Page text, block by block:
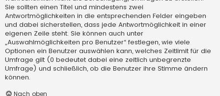
Sie sollten einen Titel und mindestens zwei
Antwortmöglichkeiten in die entsprechenden Felder eingeben
und dabei sicherstellen, dass jede Antwortmöglichkeit in einer
eigenen Zeile steht. Sie können auch unter
„Auswahlmöglichkeiten pro Benutzer“ festlegen, wie viele
Optionen ein Benutzer auswählen kann, welches Zeitlimit für die
Umfrage gilt (0 bedeutet dabei eine zeitlich unbegrenzte
Umfrage) und schließlich, ob die Benutzer ihre Stimme ändern
können.
Nach oben